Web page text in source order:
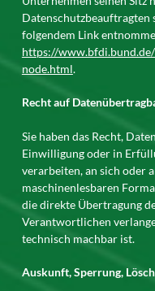
Datenschutzbeauftragten
folgendem Link
https://
node.html.
Recht auf
Sie haben das Recht,
Einwilligung oder in
verarbeiten, an sich oder
maschinenlesbaren
die direkte Übertragung
Verantwortlichen
technisch machbar ist.
Auskunft, Sperrung,